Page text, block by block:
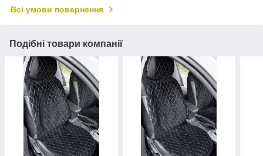
Всі умови повернення
Подібні товари компанії